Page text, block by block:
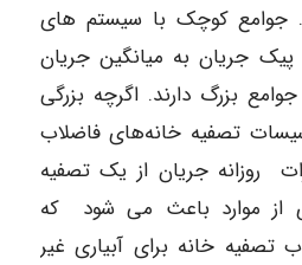
جوامع کوچک با سیستم های
جریان به میانگین جریان
بزرگ دارند. اگرچه بزرگی
تصفیه خانه‌های فاضلاب
روزانه جریان از یک تصفیه
از موارد باعث می شود که
تصفیه خانه برای آبیاری غیر